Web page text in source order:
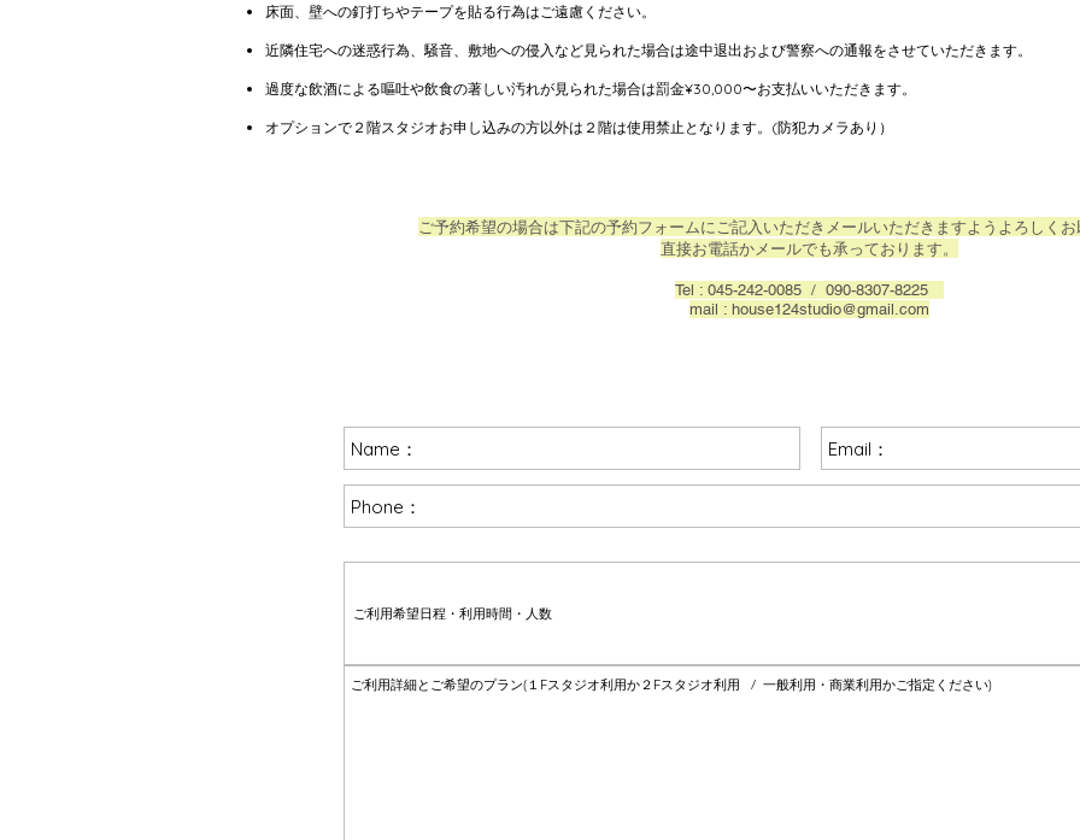
床面、壁への釘打ちやテープを貼る行為はご遠慮ください。
近隣住宅への迷惑行為、騒音、敷地への侵入など見られた場合は途中退出および警察への通報をさせていただきます。
過度な飲酒による嘔吐や飲食の著しい汚れが見られた場合は罰金¥30,000〜お支払いいただきます。
​オプションで２階スタジオお申し込みの方以外は ２ 階は使用禁止となります。(防犯カメラあり）
ご予約希望の場合は下記の予約フォームにご記入いただきメールいただきますようよろしくお
直接お電話かメールでも承っております。
Tel : 045-242-0085 / 090-8307-8225
mail : house124studio@gmail.com